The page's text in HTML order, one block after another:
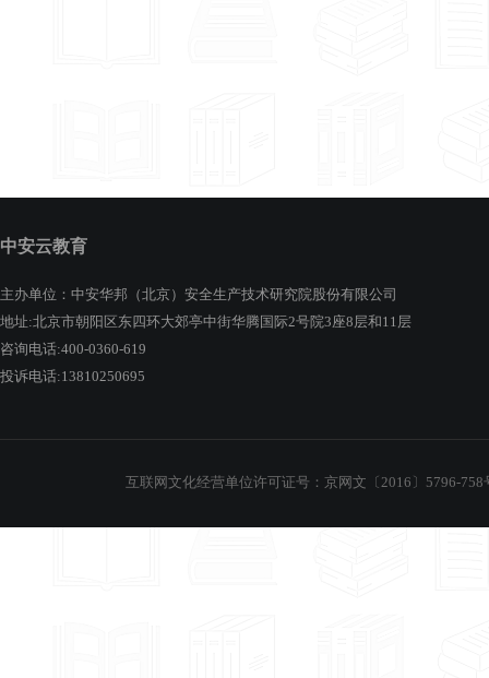
中安云教育
主办单位：中安华邦（北京）安全生产技术研究院股份有限公司
地址:北京市朝阳区东四环大郊亭中街华腾国际2号院3座8层和11层
咨询电话:400-0360-619
投诉电话:13810250695
互联网文化经营单位许可证号：京网文〔2016〕5796-758